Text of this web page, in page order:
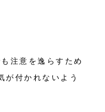
注意を逸らすため
が付かれないよう